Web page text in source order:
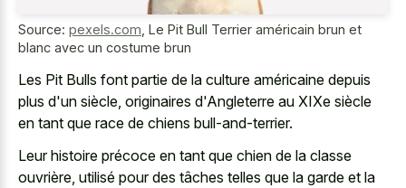
Source: pexels.com Le Pit Bull Terrier américain brun et
blanc avec un costume brun
Les Pit Bulls font partie de la culture américaine depuis
plus d'un siècle, originaires d'Angleterre au XIXe siècle
en tant que race de chiens bull-and-terrier.
Leur histoire précoce en tant que chien de la classe
ouvrière, utilisé pour des tâches telles que la garde et la